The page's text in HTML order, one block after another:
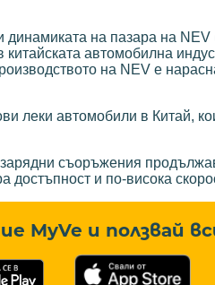
на пазара на
автомобилна
на NEV е
леки автомобили в Китай,
съоръжения
достъпност и по-висока
MyVe и ползвай